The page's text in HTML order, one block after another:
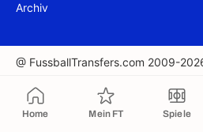
Home Mein FT Spiele
Archiv
@ FussballTransfers.com 2009-
In die Zwischenablage kopiert